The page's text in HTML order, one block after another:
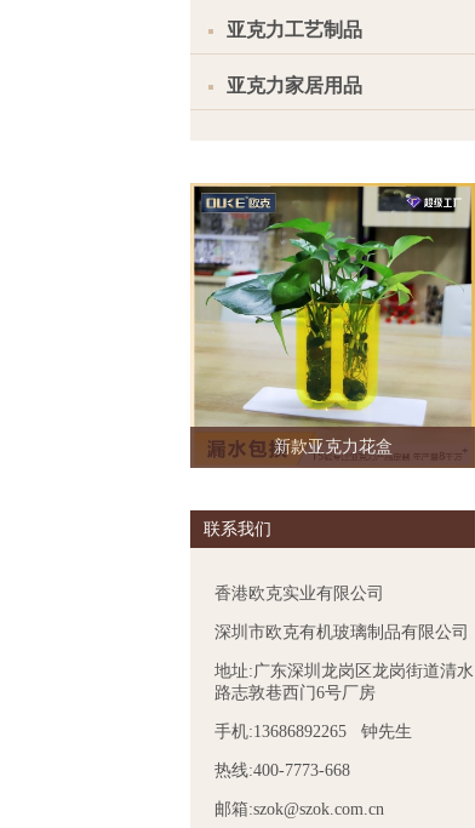
亚克力工艺制品
亚克力家居用品
新款亚克力花盒
联系我们
香港欧克实业有限公司
深圳市欧克有机玻璃制品有限公司
地址:广东深圳龙岗区龙岗街道清水
路志敦巷西门6号厂房
手机:13686892265 钟先生
热线:400-7773-668
邮箱:szok@szok.com.cn